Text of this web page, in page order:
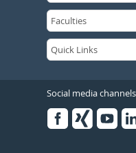
Social media